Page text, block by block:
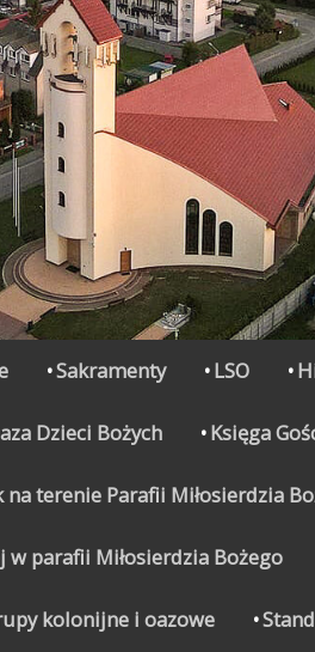
Sakramenty LSO
Dzieci Bożych Księga
terenie Parafii Miłosierdzia
parafii Miłosierdzia Bożego
kolonijne i oazowe